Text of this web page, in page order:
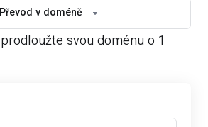
Převod v doméně
svou doménu o 1